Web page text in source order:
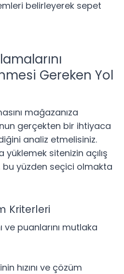
belirleyerek sepet
Gereken Yol
mağazanıza
gerçekten bir ihtiyaca
analiz etmelisiniz.
sitenizin açılış
bu yüzden seçici olmakta
Kriterleri
ve puanlarını mutlaka
hızını ve çözüm